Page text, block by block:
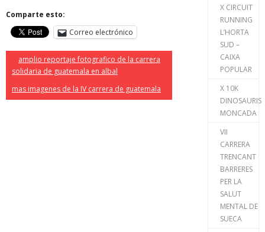
Comparte esto:
Correo electrónico
amplio reportaje fotografico de la carrera
solidaria de guatemala en albal
mas imagenes de la IV carrera de guatemala
X CIRCUIT
RUNNING
L’HORTA
SUD –
CAIXA
POPULAR
X 10K
DINOSAURIS
MONCADA
VII
CARRERA
TRENCANT
BARRERES
PER LA
SALUT
MENTAL DE
SUECA